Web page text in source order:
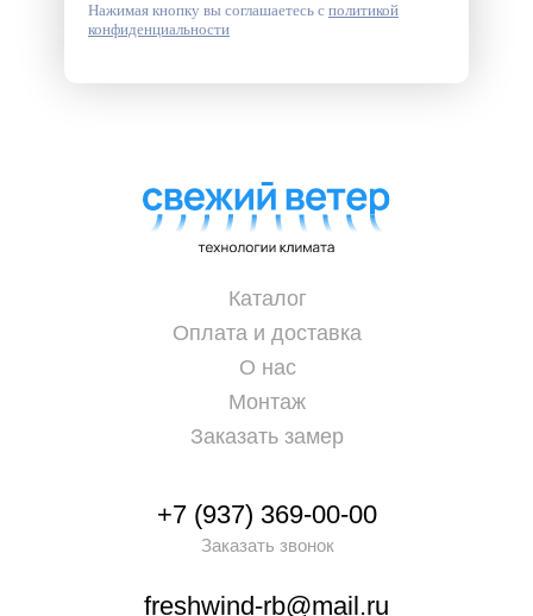
Нажимая кнопку вы соглашаетесь с политикой
конфиденциальности
+7 (937) 369-00-00
Заказать звонок
freshwind-rb@mail.ru
Каталог
Оплата и доставка
О нас
Монтаж
Заказать замер